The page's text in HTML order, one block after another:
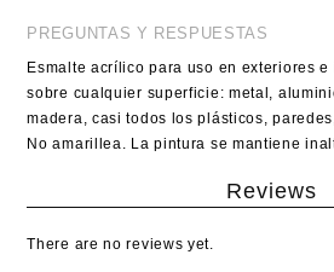
PREGUNTAS Y RESPUESTAS
Esmalte acrílico para uso en exteriores e
sobre cualquier superficie: metal,
madera, casi todos los plásticos,
No amarillea. La pintura se mantiene
Reviews
There are no reviews yet.